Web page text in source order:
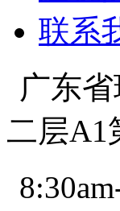
联系
广东
二层A1